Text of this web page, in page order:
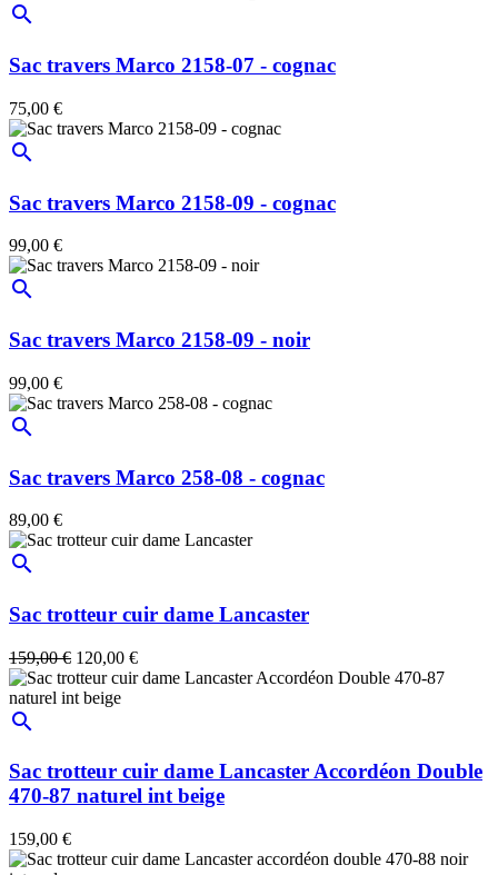
search
Sac travers Marco 2158-07 - cognac
75,00 €
search
Sac travers Marco 2158-09 - cognac
99,00 €
search
Sac travers Marco 2158-09 - noir
99,00 €
search
Sac travers Marco 258-08 - cognac
89,00 €
search
Sac trotteur cuir dame Lancaster
159,00 € 120,00 €
search
Sac trotteur cuir dame Lancaster Accordéon Double
470-87 naturel int beige
159,00 €